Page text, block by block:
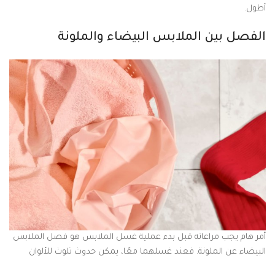
أطول.
الفصل بين الملابس البيضاء والملونة
أمر هام يجب مراعاته قبل بدء عملية غسل الملابس هو فصل الملابس
البيضاء عن الملونة. فعند غسلهما معًا، يمكن حدوث تلوث للألوان